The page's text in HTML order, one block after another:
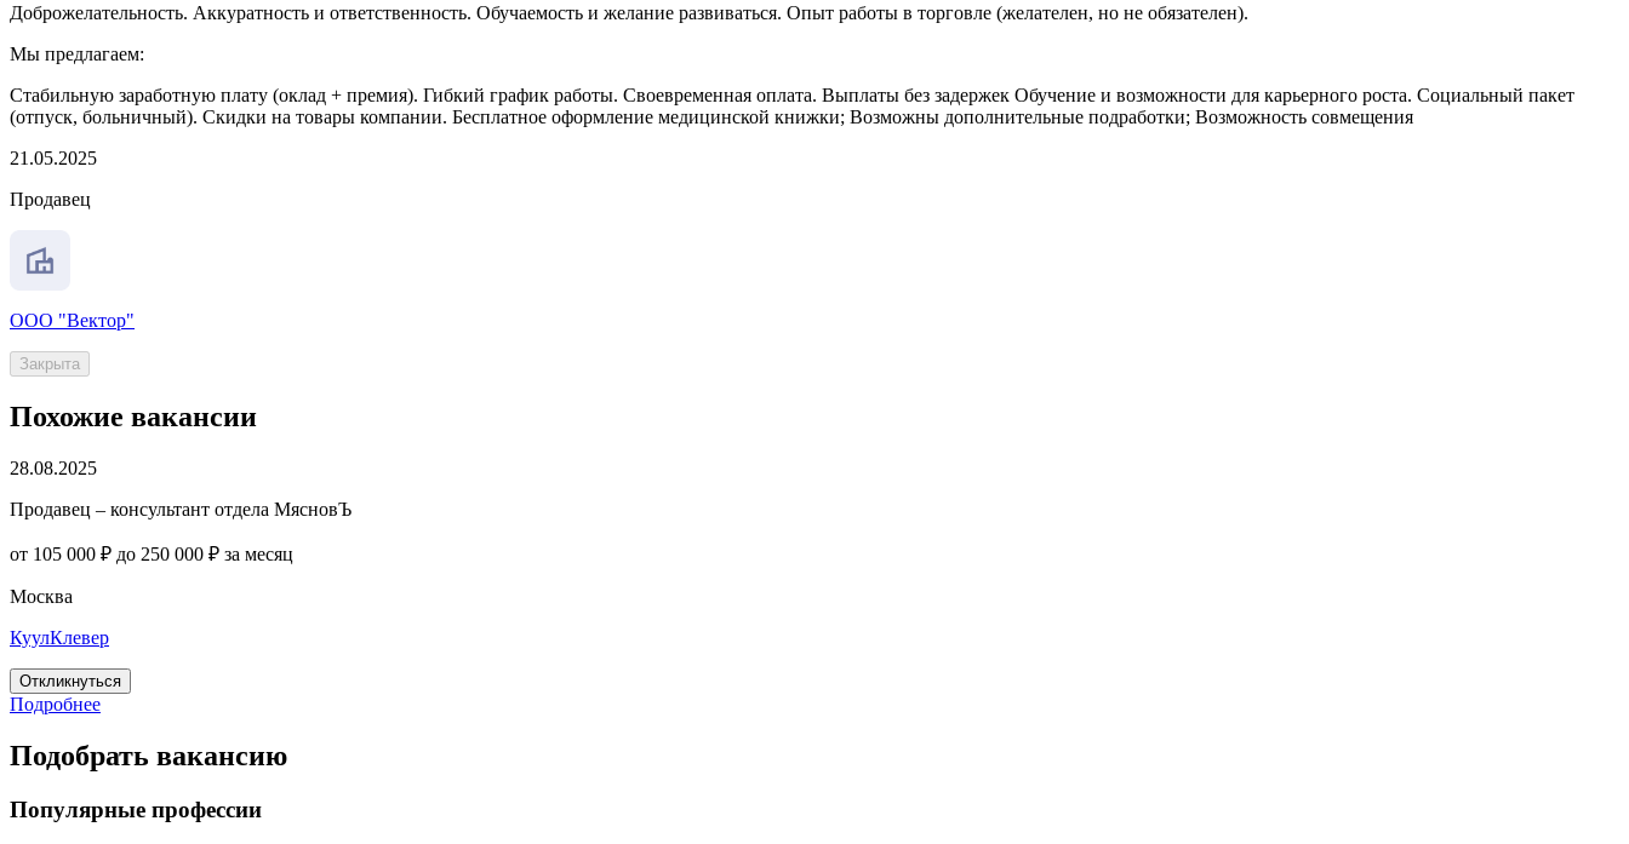
Доброжелательность. Аккуратность и ответственность. Обучаемость и желание развиваться. Опыт работы в торговле (желателен, но не обязателен).
Мы предлагаем:
Стабильную заработную плату (оклад + премия). Гибкий график работы. Своевременная оплата. Выплаты без задержек Обучение и возможности для карьерного роста. Социальный пакет
(отпуск, больничный). Скидки на товары компании. Бесплатное оформление медицинской книжки; Возможны дополнительные подработки; Возможность совмещения
21.05.2025
Продавец
ООО "Вектор"
Закрыта
Похожие вакансии
28.08.2025
Продавец – консультант отдела МясновЪ
от 105 000 ₽ до 250 000 ₽ за месяц
Москва
КуулКлевер
Откликнуться
Подробнее
Подобрать вакансию
Популярные профессии